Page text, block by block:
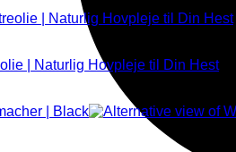
| Naturlig Hovpleje til Din Hest